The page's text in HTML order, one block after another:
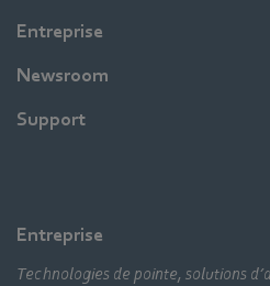
Entreprise
Newsroom
Support
Entreprise
Technologies de pointe, solutions